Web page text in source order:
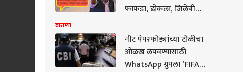
फाफडा, ढोकला, जिलेबीची
साधं डोकावून जायला वेळ
नाही, हा जनतेचा अपमान;
संजय राऊतांचा सडकून
बातम्या
नीट पेपरफोड्यांच्या टोळीचा
ओळख लपवण्यासाठी
WhatsApp ग्रुपला ‘FIFA